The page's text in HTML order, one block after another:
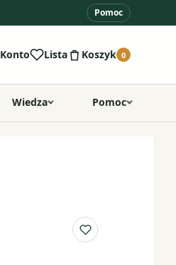
Pomoc
Konto Lista Koszyk 0
Wiedza Pomoc
Do listy